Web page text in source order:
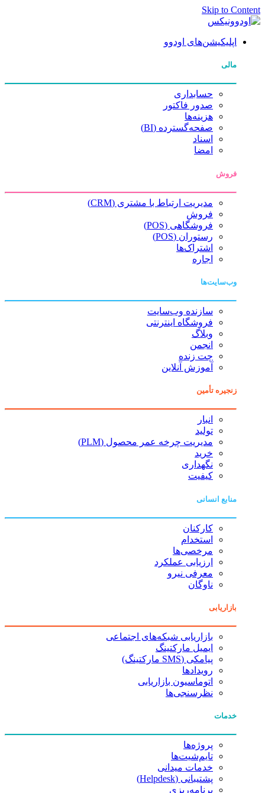
Skip to Content
اپلیکیشن‌های اودوو
مالی
حسابداری
صدور فاکتور
هزینه‌ها
صفحه‌گسترده (BI)
اسناد
امضا
فروش
مدیریت ارتباط با مشتری (CRM)
فروش
فروشگاهی (POS)
رستوران (POS)
اشتراک‌ها
اجاره
وب‌سایت‌ها
سازنده وب‌سایت
فروشگاه اینترنتی
وبلاگ
انجمن
چت زنده
آموزش آنلاین
زنجیره تأمین
انبار
تولید
مدیریت چرخه عمر محصول (PLM)
خرید
نگهداری
کیفیت
منابع انسانی
کارکنان
استخدام
مرخصی‌ها
ارزیابی عملکرد
معرفی نیرو
ناوگان
بازاریابی
بازاریابی شبکه‌های اجتماعی
ایمیل مارکتینگ
پیامکی (SMS مارکتینگ)
رویدادها
اتوماسیون بازاریابی
نظرسنجی‌ها
خدمات
پروژه‌ها
تایم‌شیت‌ها
خدمات میدانی
پشتیبانی (Helpdesk)
برنامه‌ریزی